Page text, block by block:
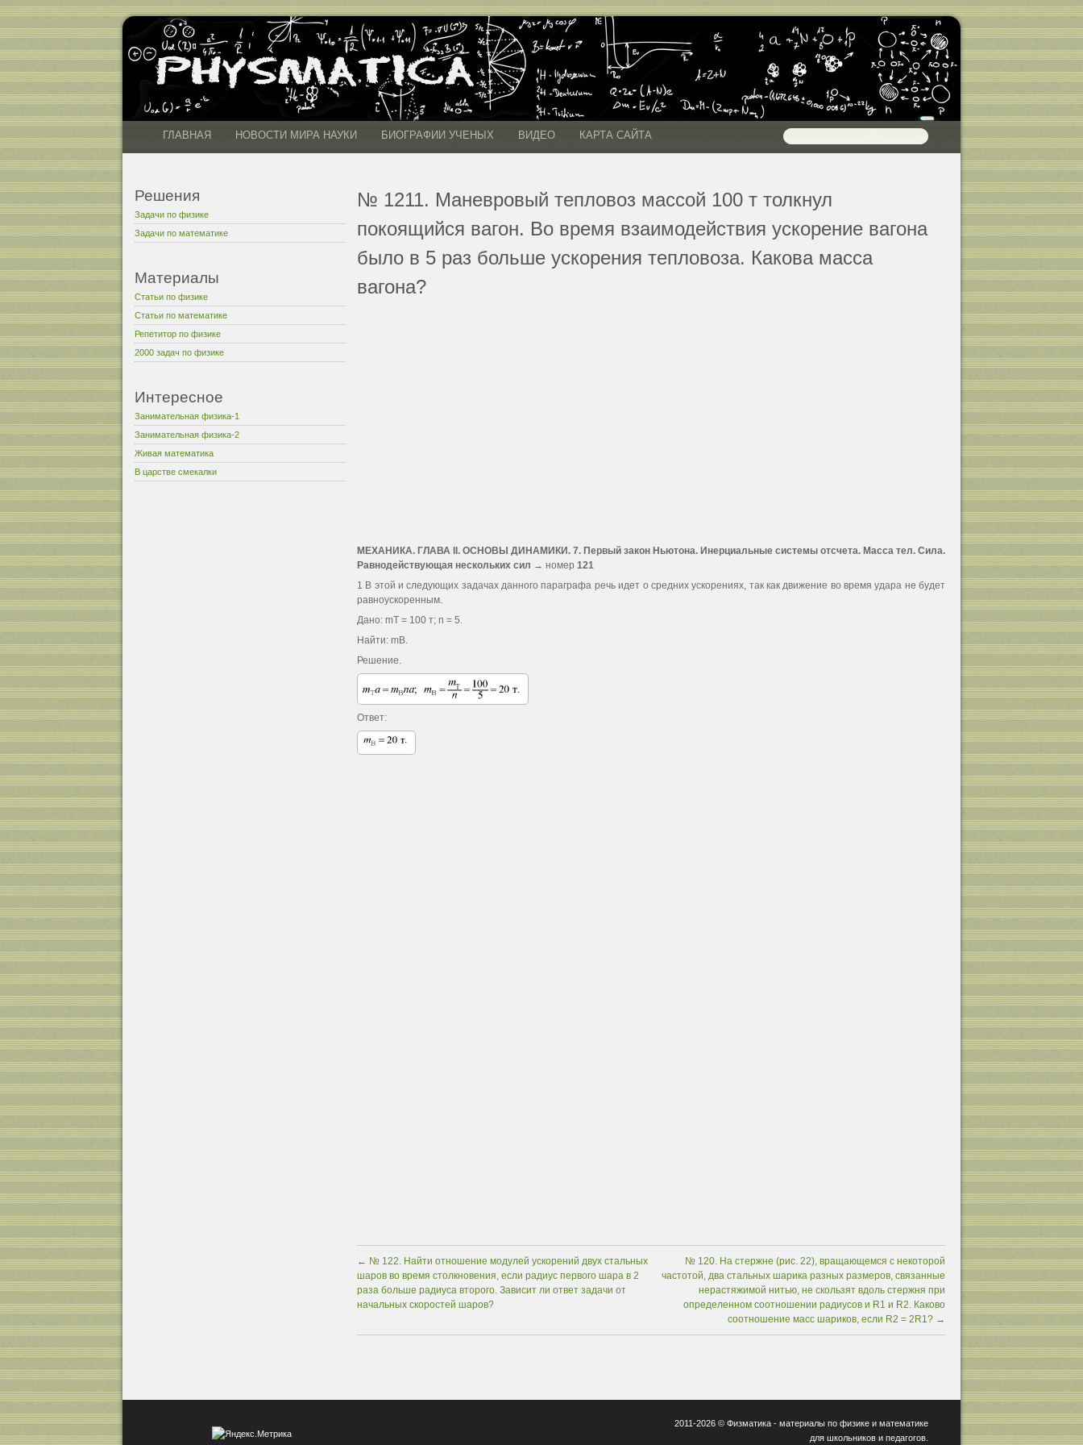
ГЛАВНАЯ НОВОСТИ МИРА НАУКИ БИОГРАФИИ УЧЕНЫХ ВИДЕО КАРТА САЙТА
Решения
Задачи по физике
Задачи по математике
Материалы
Статьи по физике
Статьи по математике
Репетитор по физике
2000 задач по физике
Интересное
Занимательная физика-1
Занимательная физика-2
Живая математика
В царстве смекалки
№ 1211. Маневровый тепловоз массой 100 т толкнул
покоящийся вагон. Во время взаимодействия ускорение вагона
было в 5 раз больше ускорения тепловоза. Какова масса
вагона?
МЕХАНИКА. ГЛАВА II. ОСНОВЫ ДИНАМИКИ. 7. Первый закон Ньютона. Инерциальные системы отсчета. Масса тел. Сила.
Равнодействующая нескольких сил → номер 121
1 В этой и следующих задачах данного параграфа речь идет о средних ускорениях, так как движение во время удара не будет
равноускоренным.
Дано: mT = 100 т; n = 5.
Найти: mВ.
Решение.
Ответ:
← № 122. Найти отношение модулей ускорений двух стальных
шаров во время столкновения, если радиус первого шара в 2
раза больше радиуса второго. Зависит ли ответ задачи от
начальных скоростей шаров?
№ 120. На стержне (рис. 22), вращающемся с некоторой
частотой, два стальных шарика разных размеров, связанные
нерастяжимой нитью, не скользят вдоль стержня при
определенном соотношении радиусов и R1 и R2. Каково
соотношение масс шариков, если R2 = 2R1? →
2011-2026 © Физматика - материалы по физике и математике
для школьников и педагогов.